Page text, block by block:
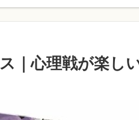
｜心理戦が楽し